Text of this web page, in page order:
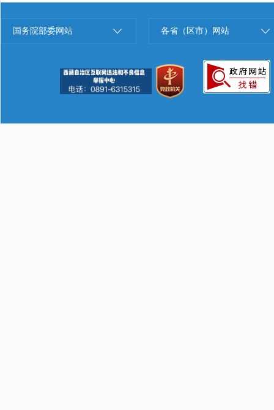
国务院部委网站 各省（区市）网站